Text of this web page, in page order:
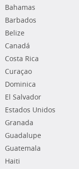
Bahamas
Barbados
Belize
Canadá
Costa Rica
Curaçao
Dominica
El Salvador
Estados Unidos
Granada
Guadalupe
Guatemala
Haiti